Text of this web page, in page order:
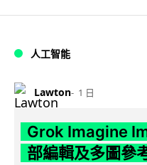
人工智能
Lawton 1 日
Grok Imagine
部編輯及多圖參